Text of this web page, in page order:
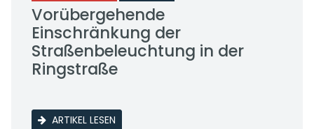
Vorübergehende
Einschränkung der
Straßenbeleuchtung in der
Ringstraße
ARTIKEL LESEN